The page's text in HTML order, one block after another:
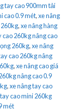
tay cao 900mm tải
cao 0.9 mét,xe nâng
260kg,xe nâng hàng
cao 260kg nâng cao
260kg,xe nâng
cao 260kg nâng
,xe nâng cao giá
nâng cao 0.9
,xe nâng tay cao
cao mini 260kg
mét